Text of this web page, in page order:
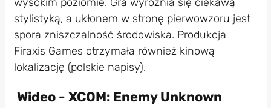
stylistyką, a ukłonem w stronę pierwowzoru jest
spora zniszczalność środowiska. Produkcja
Firaxis Games otrzymała również kinową
lokalizację (polskie napisy).
Wideo - XCOM: Enemy Unknown